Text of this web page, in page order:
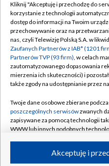
Abonament TVP
Emisja w TVP
Centrum informacji TVP
Naziemna Telewizja
Rada Programowa
System NOS
Informacje o nadawcy
Program dla prasy
Polityka
Kliknij "Akceptuję i przechodzę do
korzystanie z technologii
dostęp do informacji na Twoim
przechowywanie oraz na
nas, czyli Telewizję Polską S.A. w
Zaufanych Partnerów z IAB* (1201
Partnerów TVP (93 firm), w celach
zautomatyzowanego dopasowania
mierzenia ich skuteczności) i
także zgody na udostępnianie przez
Twoje dane osobowe zbierane
poszczególnych serwisówzwanych
zapisywane za pomocą technologii
WWW lub innych podobnych
ruchu w Internecie.Akceptuję i